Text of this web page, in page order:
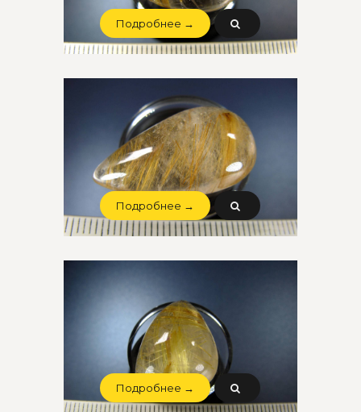
Подробнее →
Подробнее →
Подробнее →